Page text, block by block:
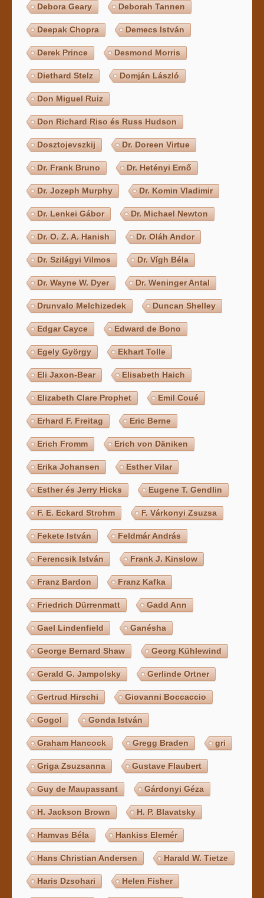
Debora Geary Deborah Tannen
Deepak Chopra Demecs István
Derek Prince Desmond Morris
Diethard Stelz Domján László
Don Miguel Ruiz
Don Richard Riso és Russ Hudson
Dosztojevszkij Dr. Doreen Virtue
Dr. Frank Bruno Dr. Hetényi Ernő
Dr. Jozeph Murphy Dr. Komin Vladimir
Dr. Lenkei Gábor Dr. Michael Newton
Dr. O. Z. A. Hanish Dr. Oláh Andor
Dr. Szilágyi Vilmos Dr. Vígh Béla
Dr. Wayne W. Dyer Dr. Weninger Antal
Drunvalo Melchizedek Duncan Shelley
Edgar Cayce Edward de Bono
Egely György Ekhart Tolle
Eli Jaxon-Bear Elisabeth Haich
Elizabeth Clare Prophet Emil Coué
Erhard F. Freitag Eric Berne
Erich Fromm Erich von Däniken
Erika Johansen Esther Vilar
Esther és Jerry Hicks Eugene T. Gendlin
F. E. Eckard Strohm F. Várkonyi Zsuzsa
Fekete István Feldmár András
Ferencsik István Frank J. Kinslow
Franz Bardon Franz Kafka
Friedrich Dürrenmatt Gadd Ann
Gael Lindenfield Ganésha
George Bernard Shaw Georg Kühlewind
Gerald G. Jampolsky Gerlinde Ortner
Gertrud Hirschi Giovanni Boccaccio
Gogol Gonda István
Graham Hancock Gregg Braden gri
Griga Zsuzsanna Gustave Flaubert
Guy de Maupassant Gárdonyi Géza
H. Jackson Brown H. P. Blavatsky
Hamvas Béla Hankiss Elemér
Hans Christian Andersen Harald W. Tietze
Haris Dzsohari Helen Fisher